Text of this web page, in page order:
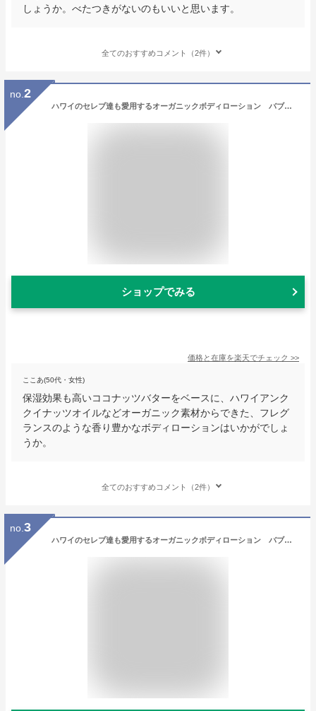
しょうか。べたつきがないのもいいと思います。
全てのおすすめコメント（2件）
no. 2
ハワイのセレブ達も愛用するオーガニックボディローション バブルシャック シルキーボディローション （ハワイアンウォーター オーシャンブリス） アメリカン雑貨 アメリカ雑貨 ハワイアン雑貨 ハワイ雑貨 ハワイグッズ ハワイアングッズ
ショップでみる
価格と在庫を楽天でチェック >>
ここあ(50代・女性)
保湿効果も高いココナッツバターをベースに、ハワイアンク
クイナッツオイルなどオーガニック素材からできた、フレグ
ランスのような香り豊かなボディローションはいかがでしょ
うか。
全てのおすすめコメント（2件）
no. 3
ハワイのセレブ達も愛用するオーガニックボディローション バブルシャック シルキーボディローション （ジューシーパイナップル） アメリカン雑貨 アメリカ雑貨 ハワイアン雑貨 ハワイ雑貨 ハワイグッズ ハワイアングッズ